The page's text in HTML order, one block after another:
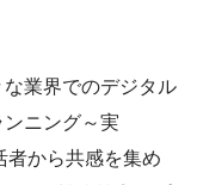
業界でのデジタル
ニング～実
から共感を集め